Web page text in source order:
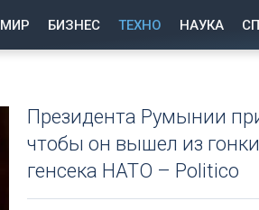
МИР БИЗНЕС ТЕХНО НАУКА
Президента Румынии
чтобы он вышел из
генсека НАТО – Politico